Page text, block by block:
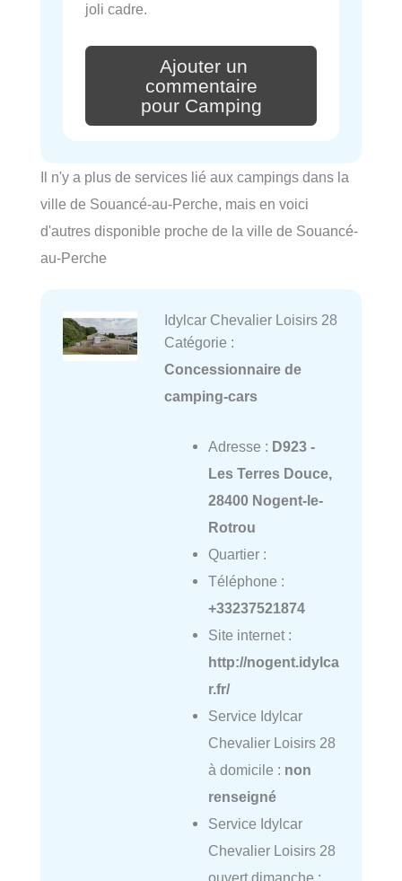
joli cadre.
Ajouter un
commentaire
pour Camping
Il n'y a plus de services lié aux campings dans la
ville de Souancé-au-Perche, mais en voici
d'autres disponible proche de la ville de Souancé-
au-Perche
Idylcar Chevalier Loisirs 28
Catégorie :
Concessionnaire de
camping-cars
Adresse : D923 -
Les Terres Douce,
28400 Nogent-le-
Rotrou
Quartier :
Téléphone :
+33237521874
Site internet :
http://nogent.idylca
r.fr/
Service Idylcar
Chevalier Loisirs 28
à domicile : non
renseigné
Service Idylcar
Chevalier Loisirs 28
ouvert dimanche :